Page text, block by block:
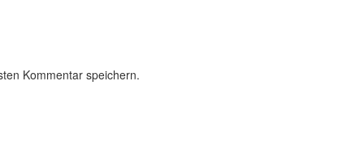
Kommentar speichern.